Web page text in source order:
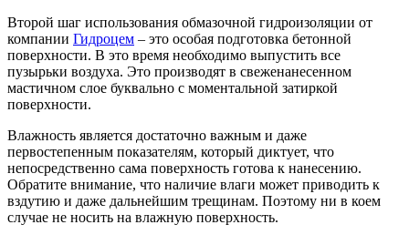
Второй шаг использования обмазочной гидроизоляции от
компании Гидроцем – это особая подготовка бетонной
поверхности. В это время необходимо выпустить все
пузырьки воздуха. Это производят в свеженанесенном
мастичном слое буквально с моментальной затиркой
поверхности.
Влажность является достаточно важным и даже
первостепенным показателям, который диктует, что
непосредственно сама поверхность готова к нанесению.
Обратите внимание, что наличие влаги может приводить к
вздутию и даже дальнейшим трещинам. Поэтому ни в коем
случае не носить на влажную поверхность.